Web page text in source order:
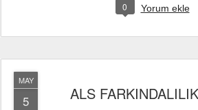
0 Yorum ekle
MAY
5 ALS